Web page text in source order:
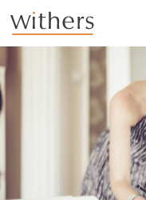
Skip to main content